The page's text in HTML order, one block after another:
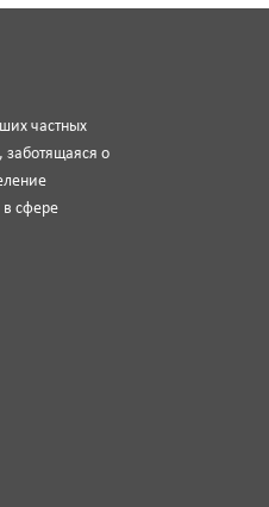
частных
заботящаяся о
сфере